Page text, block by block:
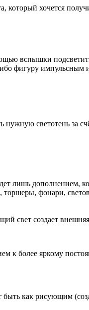
хочется
вспышки
фигуру
нужную светотень
лишь дополнением,
торшеры, фонари,
свет создает
к более яркому
как рисующим